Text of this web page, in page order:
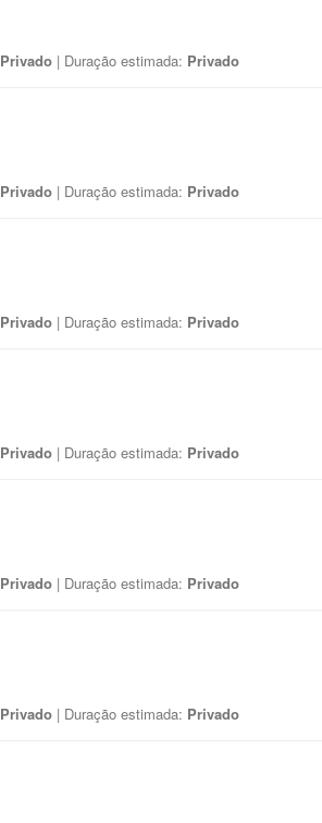
Privado | Duração estimada: Privado
Privado | Duração estimada: Privado
Privado | Duração estimada: Privado
Privado | Duração estimada: Privado
Privado | Duração estimada: Privado
Privado | Duração estimada: Privado